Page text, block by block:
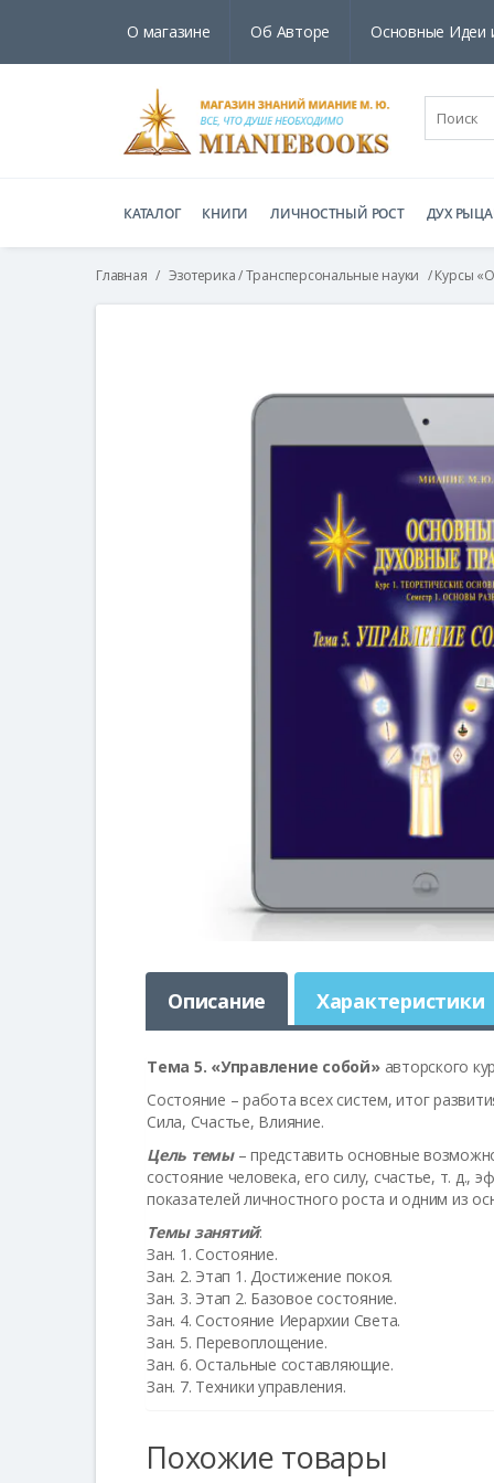
О магазине Об Авторе Основные Идеи
КАТАЛОГ КНИГИ ЛИЧНОСТНЫЙ РОСТ ДУХ
Главная / Эзотерика / Трансперсональные науки / Курсы
Описание Характеристики
Тема 5. «Управление собой»авторского
Состояние – работа всех систем, итог
Сила, Счастье, Влияние.
Цель темы – представить основные
состояние человека, его силу, счастье, т. д.,
показателей личностного роста и одним из
Темы занятий:
Зан. 1. Состояние.
Зан. 2. Этап 1. Достижение покоя.
Зан. 3. Этап 2. Базовое состояние.
Зан. 4. Состояние Иерархии Света.
Зан. 5. Перевоплощение.
Зан. 6. Остальные составляющие.
Зан. 7. Техники управления.
Похожие товары